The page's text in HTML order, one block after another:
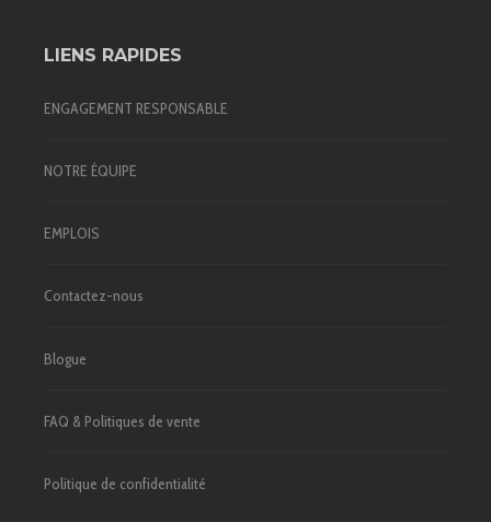
LIENS RAPIDES
ENGAGEMENT RESPONSABLE
NOTRE ÉQUIPE
EMPLOIS
Contactez-nous
Blogue
FAQ & Politiques de vente
Politique de confidentialité